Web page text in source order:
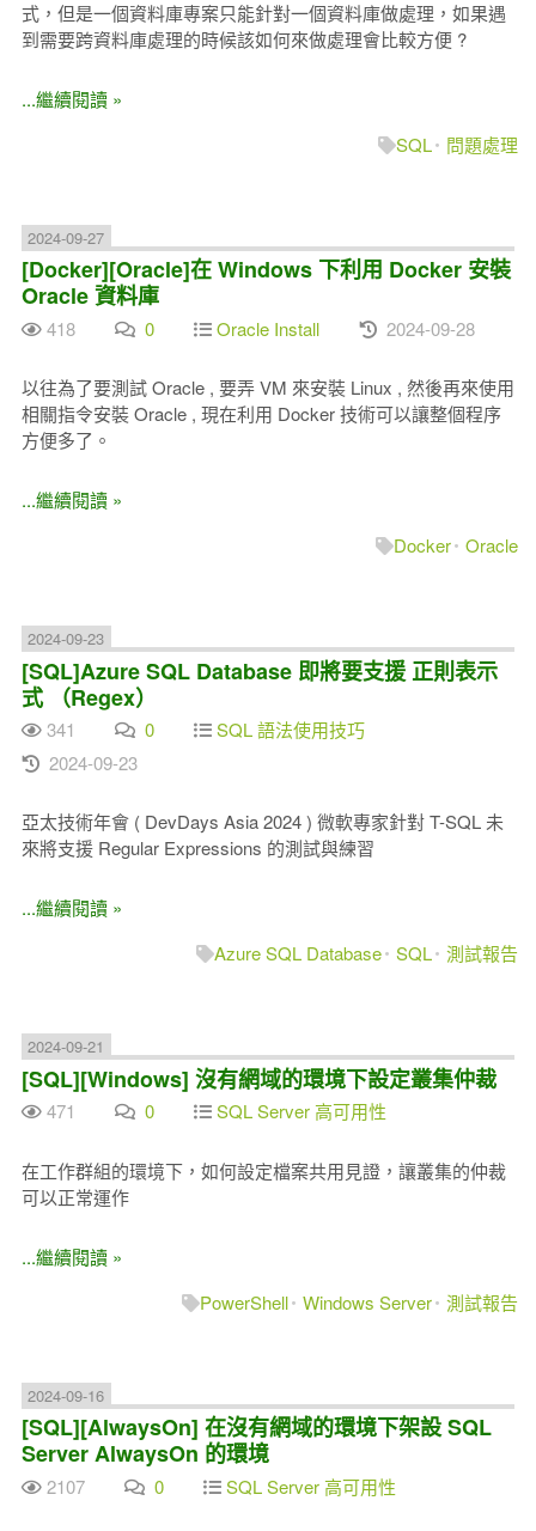
式，但是一個資料庫專案只能針對一個資料庫做處理，如果遇
到需要跨資料庫處理的時候該如何來做處理會比較方便 ?
...繼續閱讀 »
SQL
問題處理
2024-09-27
[Docker][Oracle]在 Windows 下利用 Docker 安裝
Oracle 資料庫
418 0 Oracle Install 2024-09-28
以往為了要測試 Oracle , 要弄 VM 來安裝 Linux , 然後再來使用
相關指令安裝 Oracle , 現在利用 Docker 技術可以讓整個程序
方便多了。
...繼續閱讀 »
Docker Oracle
2024-09-23
[SQL]Azure SQL Database 即將要支援 正則表示
式 （Regex）
341 0
SQL 語法使用技巧
2024-09-23
亞太技術年會 ( DevDays Asia 2024 ) 微軟專家針對 T-SQL 未
來將支援 Regular Expressions 的測試與練習
...繼續閱讀 »
Azure SQL Database SQL 測試報告
2024-09-21
[SQL][Windows] 沒有網域的環境下設定叢集仲裁
471 0 SQL Server 高可用性
在工作群組的環境下，如何設定檔案共用見證，讓叢集的仲裁
可以正常運作
...繼續閱讀 »
PowerShell Windows Server 測試報告
2024-09-16
[SQL][AlwaysOn] 在沒有網域的環境下架設 SQL
Server AlwaysOn 的環境
2107 0 SQL Server 高可用性